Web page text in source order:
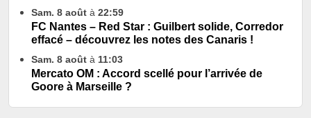
Sam. 8 août à 22:59
FC Nantes – Red Star : Guilbert solide, Corredor
effacé – découvrez les notes des Canaris !
Sam. 8 août à 11:03
Mercato OM : Accord scellé pour l’arrivée de
Goore à Marseille ?